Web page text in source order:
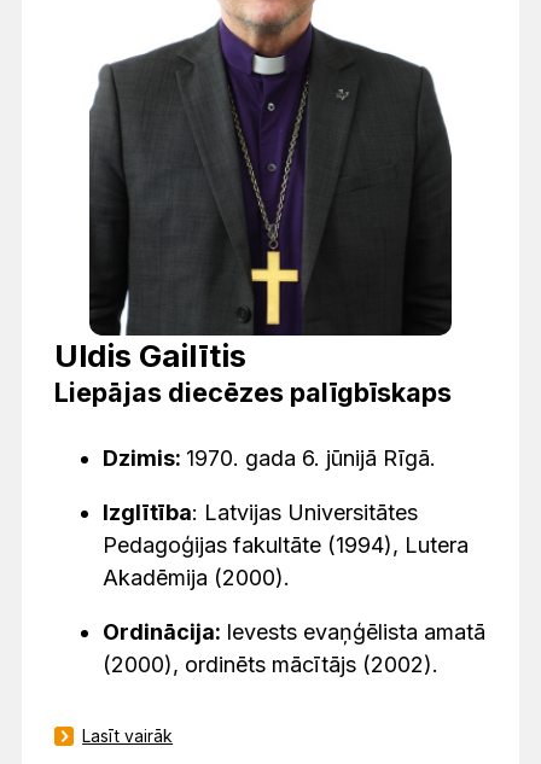
Uldis Gailītis
Liepājas diecēzes palīgbīskaps
Dzimis: 1970. gada 6. jūnijā Rīgā.
Izglītība: Latvijas Universitātes
Pedagoģijas fakultāte (1994), Lutera
Akadēmija (2000).
Ordinācija: Ievests evaņģēlista amatā
(2000), ordinēts mācītājs (2002).
Lasīt vairāk